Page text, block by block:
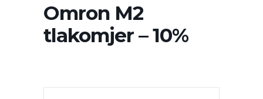
Omron M2
tlakomjer – 10%